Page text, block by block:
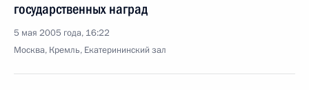
государственных наград
5 мая 2005 года, 16:22
Москва, Кремль, Екатерининский зал